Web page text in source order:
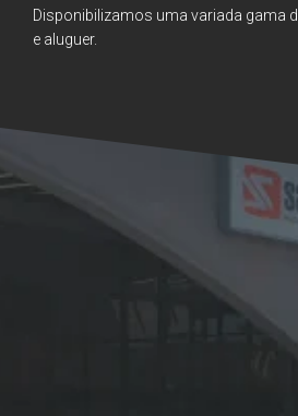
Disponibilizamos uma variada gama
e aluguer.